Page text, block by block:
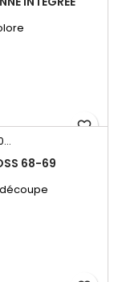
favorite_border
68-69
découpe